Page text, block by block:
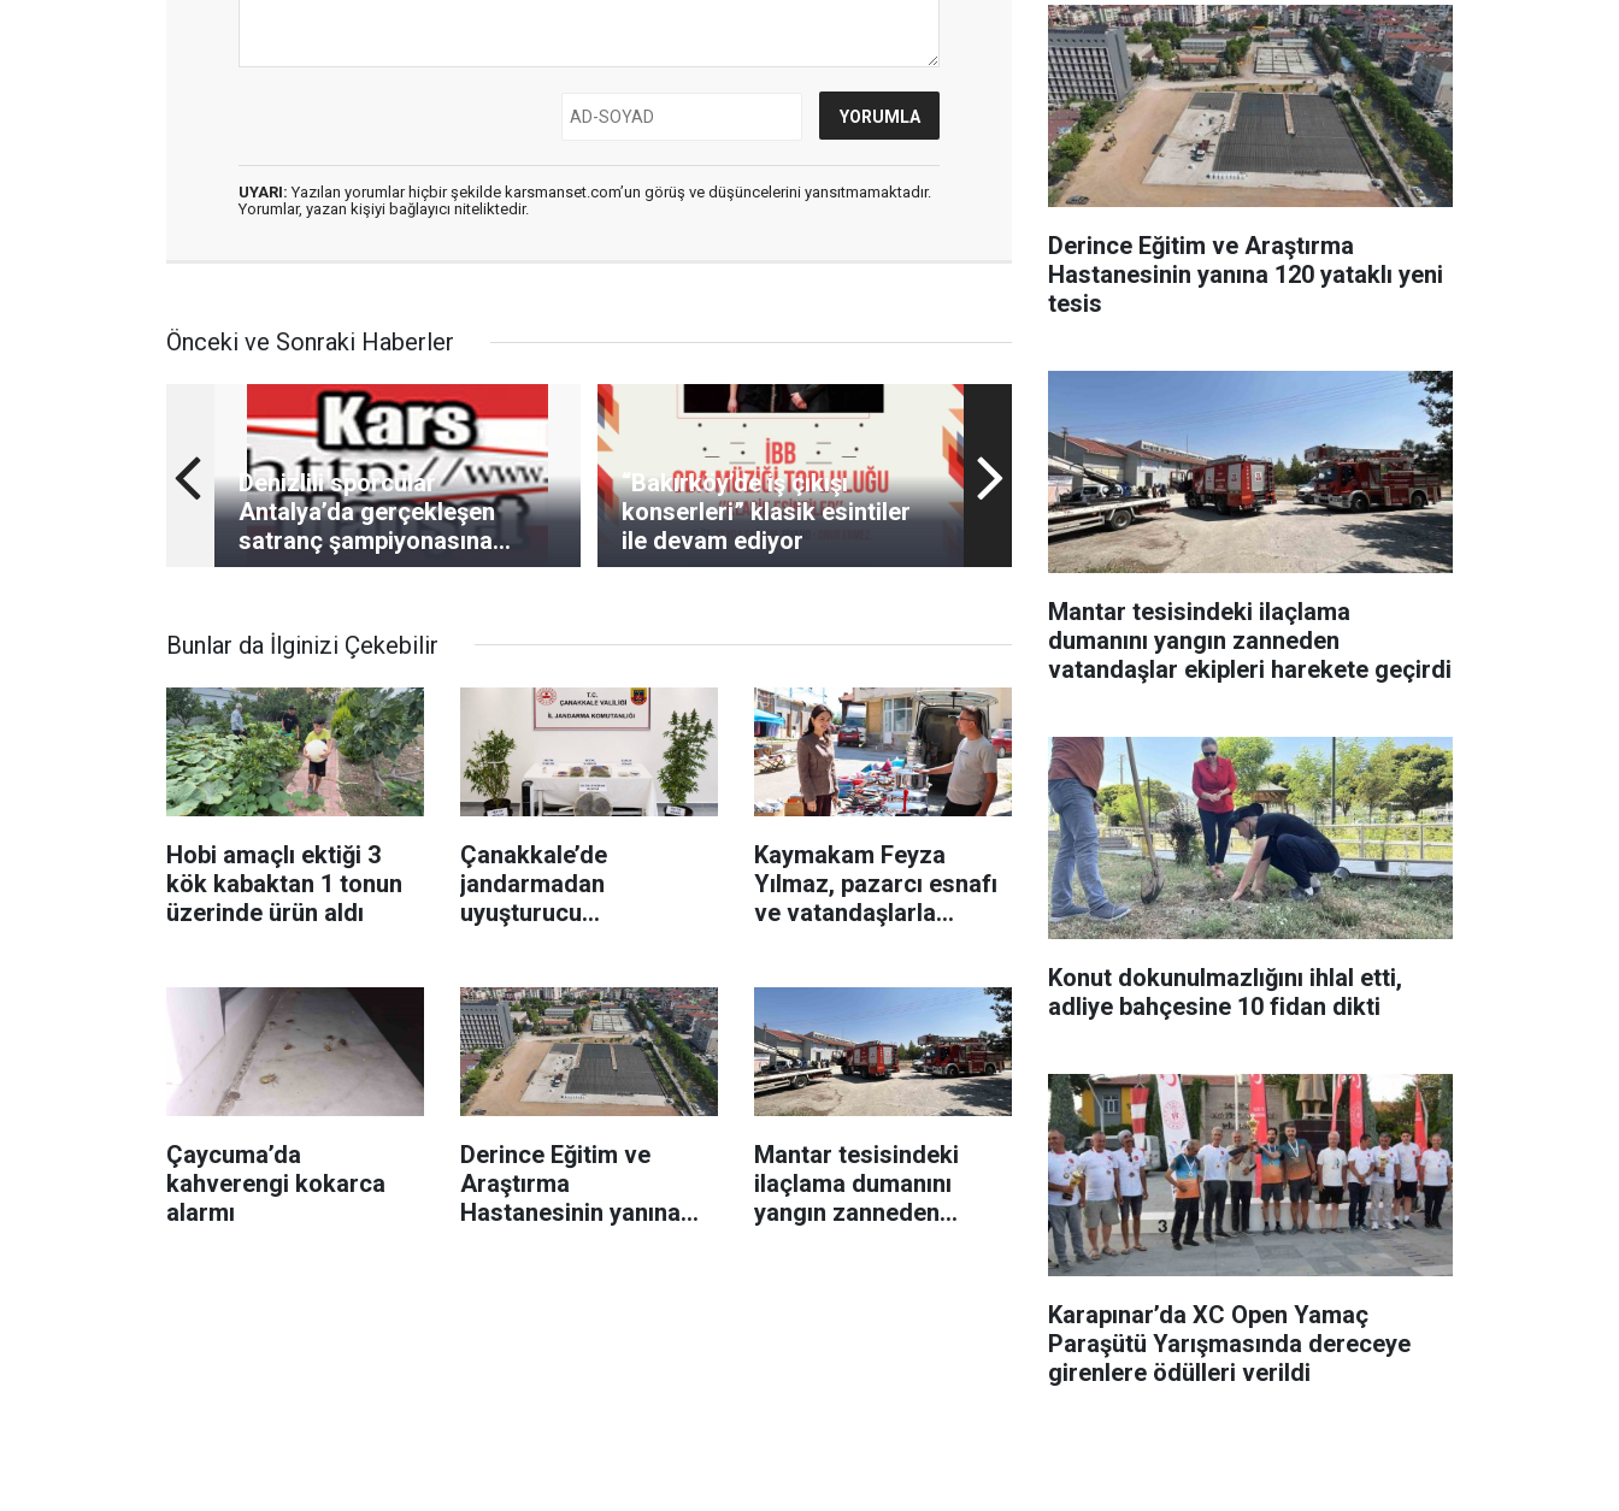
UYARI: Yazılan yorumlar hiçbir şekilde karsmanset.com’un görüş ve düşüncelerini yansıtmamaktadır.
Yorumlar, yazan kişiyi bağlayıcı niteliktedir.
Önceki ve Sonraki Haberler
Denizlili sporcular
Antalya’da gerçekleşen
satranç şampiyonasına
damga vurdu
“Bakırköy’de iş çıkışı
konserleri” klasik esintiler
ile devam ediyor
Bunlar da İlginizi Çekebilir
Hobi amaçlı ektiği 3
kök kabaktan 1 tonun
üzerinde ürün aldı
Çanakkale’de
jandarmadan
uyuşturucu
Kaymakam Feyza
Yılmaz, pazarcı esnafı
ve vatandaşlarla
Çaycuma’da
kahverengi kokarca
alarmı
Derince Eğitim ve
Araştırma
Hastanesinin yanına
Mantar tesisindeki
ilaçlama dumanını
yangın zanneden
Derince Eğitim ve Araştırma
Hastanesinin yanına 120 yataklı yeni
tesis
Mantar tesisindeki ilaçlama
dumanını yangın zanneden
vatandaşlar ekipleri harekete geçirdi
Konut dokunulmazlığını ihlal etti,
adliye bahçesine 10 fidan dikti
Karapınar’da XC Open Yamaç
Paraşütü Yarışmasında dereceye
girenlere ödülleri verildi